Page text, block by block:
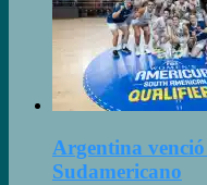
Argentina
Sudamericano